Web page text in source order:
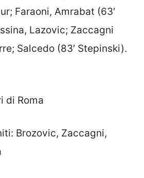
Faraoni, Amrabat (63′
Lazovic; Zaccagni
Salcedo (83′ Stepinski).
di Roma
Brozovic, Zaccagni,